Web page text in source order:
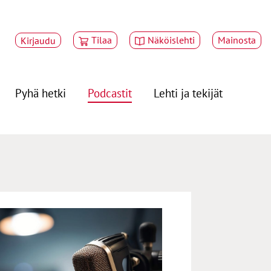
Kirjaudu Tilaa Näköislehti Mainosta
Pyhä hetki Podcastit
Lehti ja tekijät